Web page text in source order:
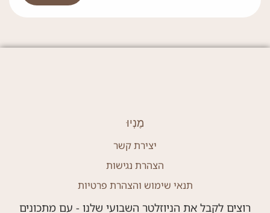
מֶנְיוּ
יצירת קשר
הצהרת נגישות
תנאי שימוש והצהרת פרטיות
רוצים לקבל את הניוזלטר השבועי שלנו - עם מתכונים